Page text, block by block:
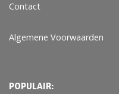
Contact
Algemene Voorwaarden
POPULAIR: